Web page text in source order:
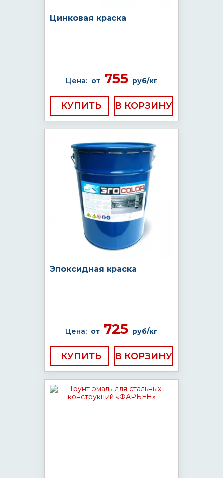
Цинковая краска
Цена: от755 руб/кг
КУПИТЬ
Эпоксидная краска
Цена: от 725 руб/кг
КУПИТЬ